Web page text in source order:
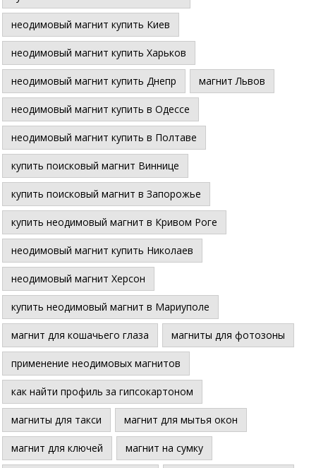
неодимовый магнит купить Киев
неодимовый магнит купить Харьков
неодимовый магнит купить Днепр магнит Львов
неодимовый магнит купить в Одессе
неодимовый магнит купить в Полтаве
купить поисковый магнит Виннице
купить поисковый магнит в Запорожье
купить неодимовый магнит в Кривом Роге
неодимовый магнит купить Николаев
неодимовый магнит Херсон
купить неодимовый магнит в Мариуполе
магнит для кошачьего глаза магниты для фотозоны
применение неодимовых магнитов
как найти профиль за гипсокартоном
магниты для такси магнит для мытья окон
магнит для ключей магнит на сумку